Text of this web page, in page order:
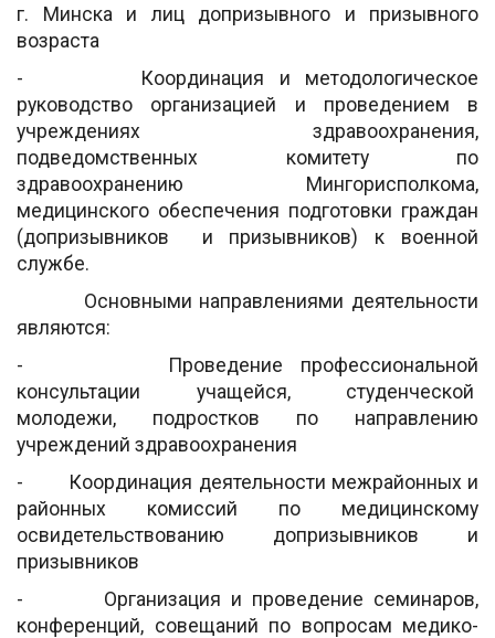
г. Минска и лиц допризывного и призывного
возраста
- Координация и методологическое
руководство организацией и проведением в
учреждениях здравоохранения,
подведомственных комитету по
здравоохранению Мингорисполкома,
медицинского обеспечения подготовки граждан
(допризывников и призывников) к военной
службе.
Основными направлениями деятельности
являются:
- Проведение профессиональной
консультации учащейся, студенческой
молодежи, подростков по направлению
учреждений здравоохранения
- Координация деятельности межрайонных и
районных комиссий по медицинскому
освидетельствованию допризывников и
призывников
- Организация и проведение семинаров,
конференций, совещаний по вопросам медико-